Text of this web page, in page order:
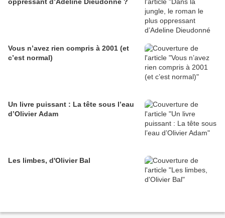
Vous n’avez rien compris à 2001 (et
c’est normal)
Un livre puissant : La tête sous l’eau
d’Olivier Adam
Les limbes, d'Olivier Bal